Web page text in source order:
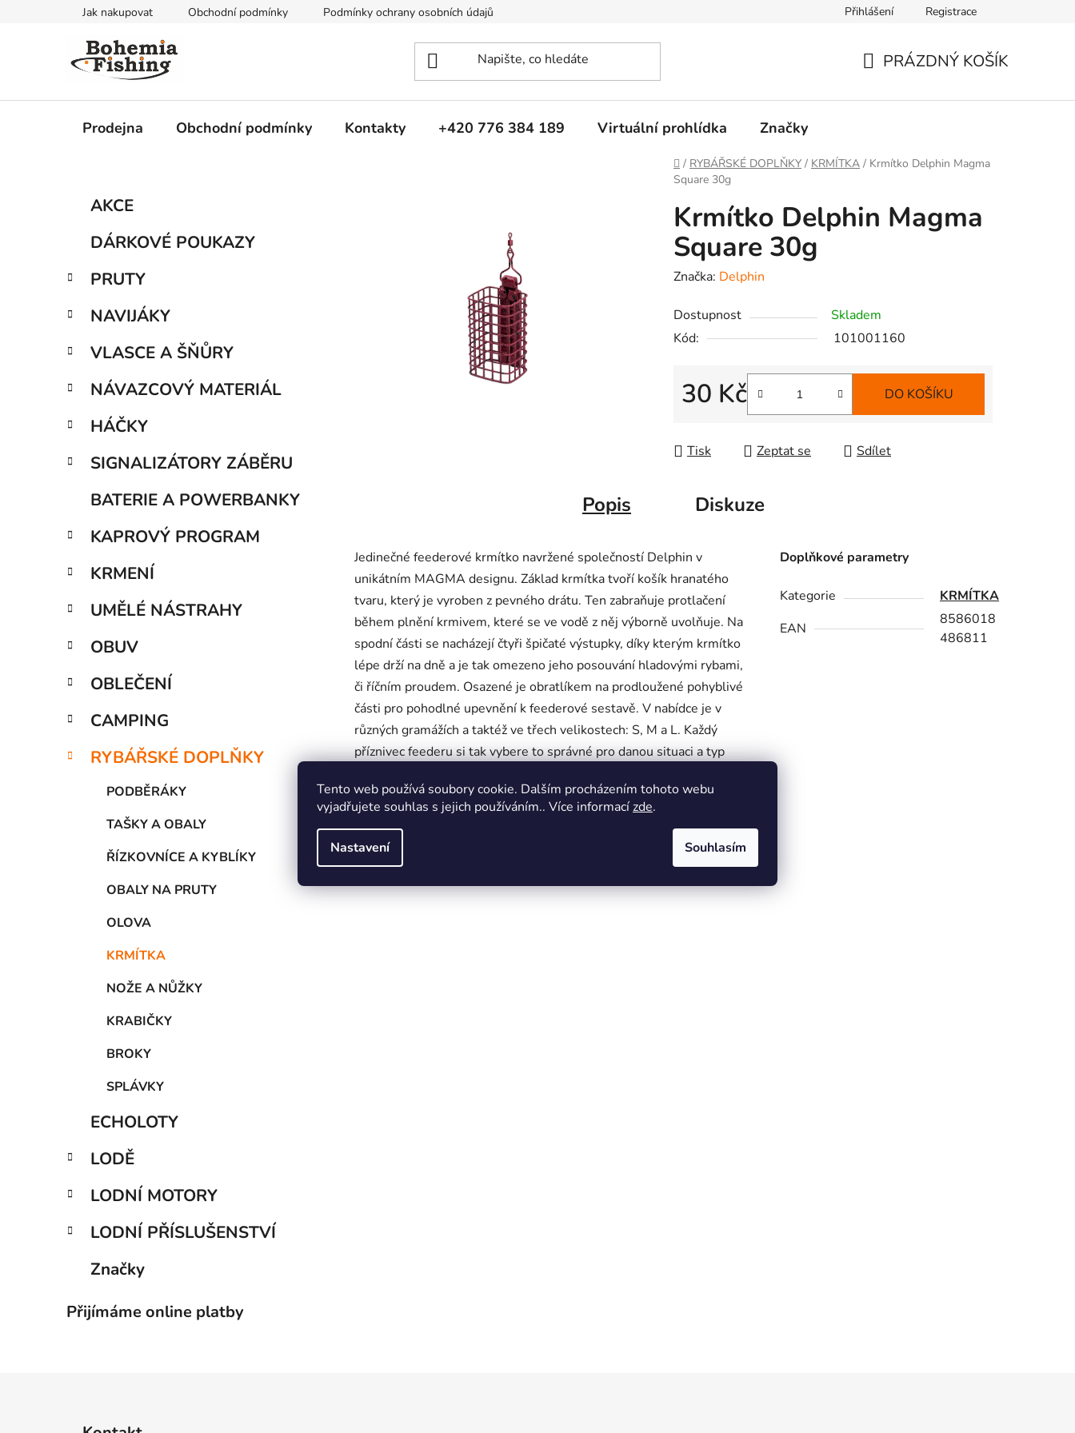
Tento web používá soubory cookie. Dalším procházením tohoto webu
vyjadřujete souhlas s jejich používáním.. Více informacízde.
Nastavení Souhlasím
Jak nakupovat Obchodní podmínky Podmínky ochrany osobních údajů Přihlášení Registrace
PRÁZDNÝ KOŠÍK
Prodejna Obchodní podmínky Kontakty +420 776 384 189 Virtuální prohlídka Značky
Domů
/ RYBÁŘSKÉ DOPLŇKY / KRMÍTKA / Krmítko Delphin Magma
Square 30g
r
n
n
í
p
n
l
Přeskočit
kategorie
o
i
AKCE
DÁRKOVÉ POUKAZY
PRUTY
NAVIJÁKY
VLASCE A ŠŇŮRY
NÁVAZCOVÝ MATERIÁL
HÁČKY
SIGNALIZÁTORY ZÁBĚRU
BATERIE A POWERBANKY
KAPROVÝ PROGRAM
KRMENÍ
UMĚLÉ NÁSTRAHY
OBUV
OBLEČENÍ
CAMPING
RYBÁŘSKÉ DOPLŇKY
PODBĚRÁKY
TAŠKY A OBALY
ŘÍZKOVNÍCE A KYBLÍKY
OBALY NA PRUTY
OLOVA
KRMÍTKA
NOŽE A NŮŽKY
KRABIČKY
BROKY
SPLÁVKY
ECHOLOTY
LODĚ
LODNÍ MOTORY
LODNÍ PŘÍSLUŠENSTVÍ
Značky
Přijímáme online platby
Krmítko Delphin Magma
Square 30g
Značka: Delphin
Dostupnost
Skladem
Kód:
101001160
30 Kč
Měrná cena:
DO KOŠÍKU
Tisk Zeptat se Sdílet
Popis Diskuze
Jedinečné feederové krmítko navržené společností Delphin v
unikátním MAGMA designu. Základ krmítka tvoří košík hranatého
tvaru, který je vyroben z pevného drátu. Ten zabraňuje protlačení
během plnění krmivem, které se ve vodě z něj výborně uvolňuje. Na
spodní části se nacházejí čtyři špičaté výstupky, díky kterým krmítko
lépe drží na dně a je tak omezeno jeho posouvání hladovými rybami,
či říčním proudem. Osazené je obratlíkem na prodloužené pohyblivé
části pro pohodlné upevnění k feederové sestavě. V nabídce je v
různých gramážích a taktéž ve třech velikostech: S, M a L. Každý
příznivec feederu si tak vybere to správné pro danou situaci a typ
Velikost košíku M: 49x31x29mm Velikost košíku L: 52x33x30mm
Doplňkové parametry
Kategorie
KRMÍTKA
EAN
8586018
486811